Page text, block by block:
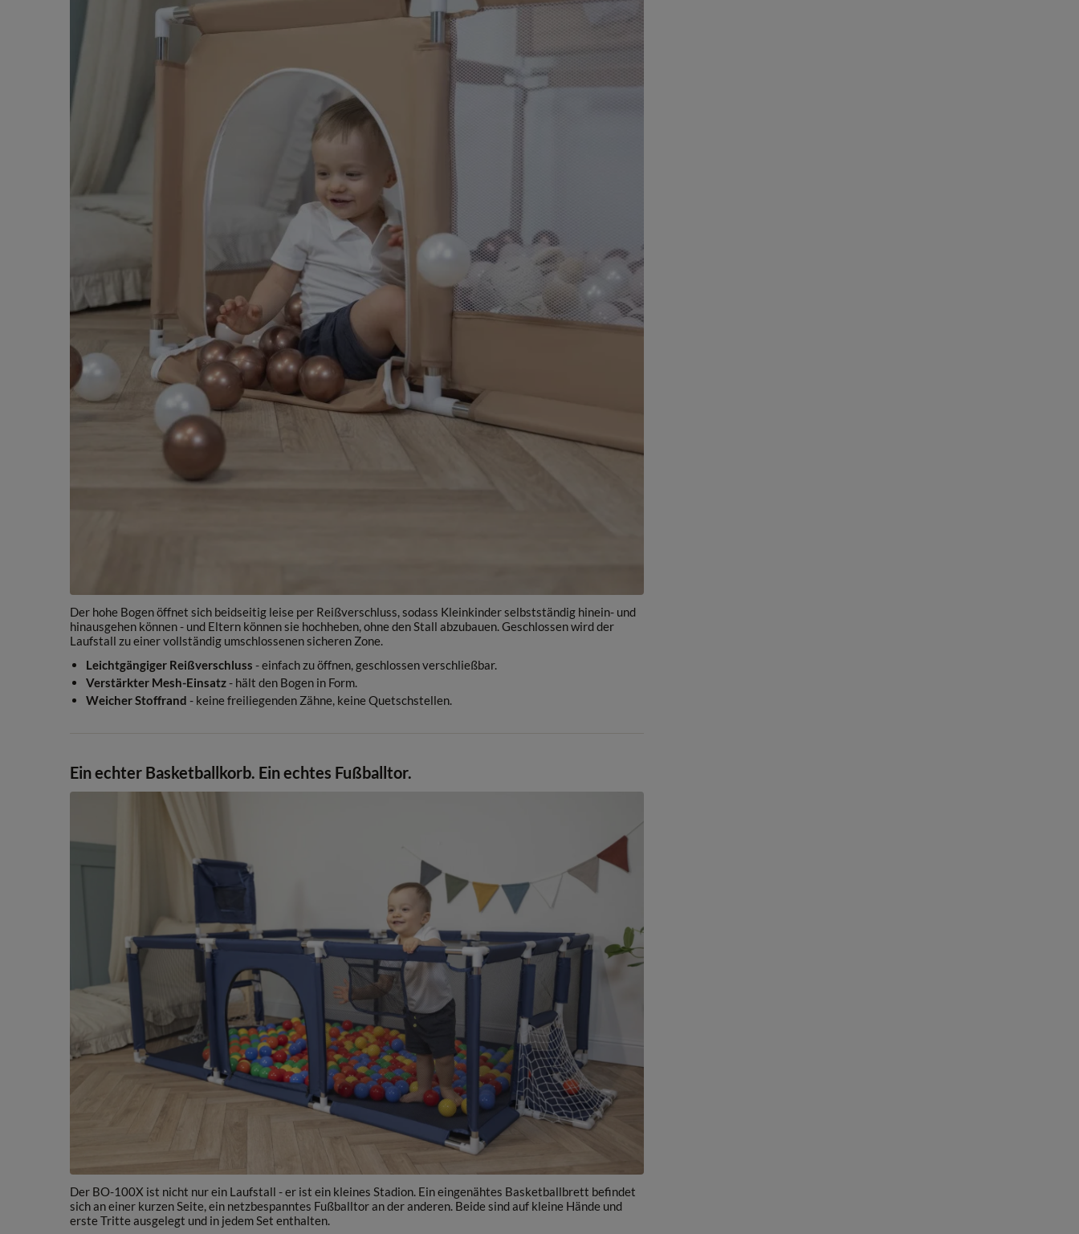
Der hohe Bogen öffnet sich beidseitig leise per Reißverschluss, sodass Kleinkinder selbstständig hinein- und
hinausgehen können - und Eltern können sie hochheben, ohne den Stall abzubauen. Geschlossen wird der
Laufstall zu einer vollständig umschlossenen sicheren Zone.
Leichtgängiger Reißverschluss - einfach zu öffnen, geschlossen verschließbar.
Verstärkter Mesh-Einsatz- hält den Bogen in Form.
Weicher Stoffrand - keine freiliegenden Zähne, keine Quetschstellen.
Ein echter Basketballkorb. Ein echtes Fußballtor.
Der BO-100X ist nicht nur ein Laufstall - er ist ein kleines Stadion. Ein eingenähtes Basketballbrett befindet
sich an einer kurzen Seite, ein netzbespanntes Fußballtor an der anderen. Beide sind auf kleine Hände und
erste Tritte ausgelegt und in jedem Set enthalten.